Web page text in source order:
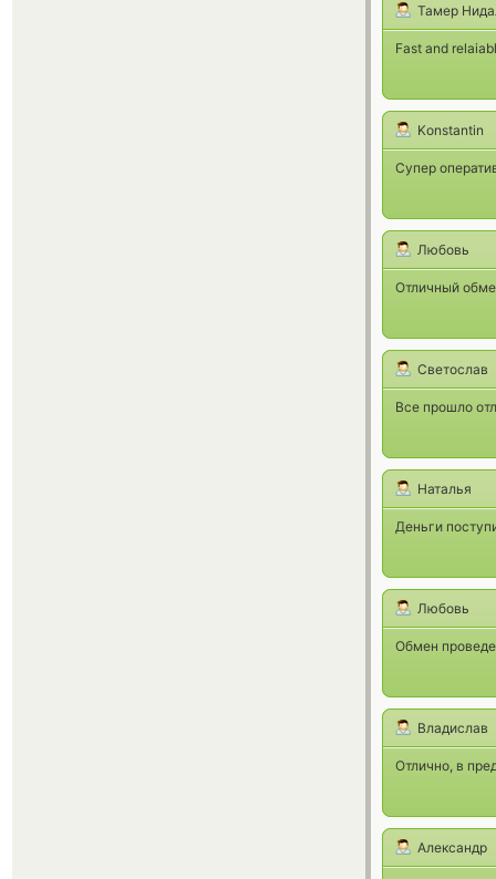
Тамер
Fast and
Konstantin
Супер
Любовь
Отличный
Светослав
Все прошло
Наталья
Деньги
Любовь
Обмен
Владислав
Отлично, в
Александр